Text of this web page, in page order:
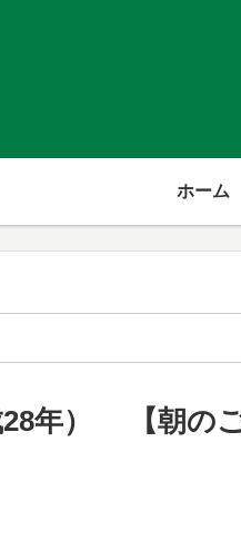
ホーム
年） 【朝のご